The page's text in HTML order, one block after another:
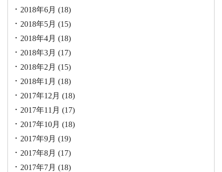
2018年6月 (18)
2018年5月 (15)
2018年4月 (18)
2018年3月 (17)
2018年2月 (15)
2018年1月 (18)
2017年12月 (18)
2017年11月 (17)
2017年10月 (18)
2017年9月 (19)
2017年8月 (17)
2017年7月 (18)